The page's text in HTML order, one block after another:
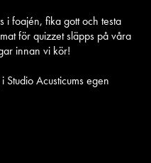
i foajén, fika gott och testa
för quizzet släpps på våra
innan vi kör!
Studio Acusticums egen